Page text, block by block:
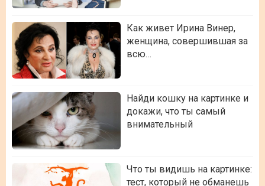
Как живет Ирина Винер,
женщина, совершившая за
всю…
Найди кошку на картинке и
докажи, что ты самый
внимательный
Что ты видишь на картинке:
тест, который не обманешь